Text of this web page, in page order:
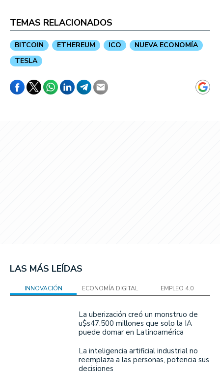
TEMAS RELACIONADOS
BITCOIN ETHEREUM ICO
NUEVA ECONOMÍA
TESLA
LAS MÁS LEÍDAS
INNOVACIÓN ECONOMÍA DIGITAL EMPLEO 4.0
La uberización creó un monstruo de
u$s47.500 millones que solo la IA
puede domar en Latinoamérica
La inteligencia artificial industrial no
reemplaza a las personas, potencia sus
decisiones